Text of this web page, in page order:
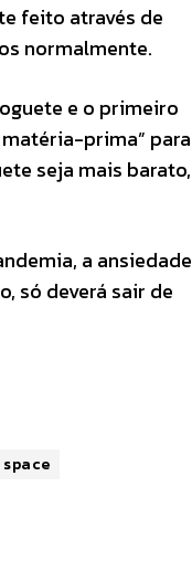
feito através de
normalmente.
e o primeiro
prima” para
seja mais barato,
a ansiedade
só deverá sair de
space